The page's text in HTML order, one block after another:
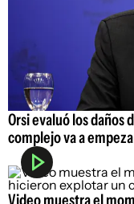
Orsi evaluó los
complejo va a
Video muestra el